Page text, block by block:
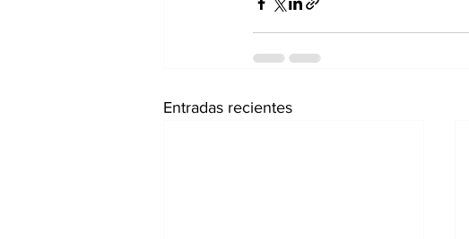
Entradas recientes